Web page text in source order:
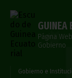
GUINEA
Página
Gobierno
Gobierno e